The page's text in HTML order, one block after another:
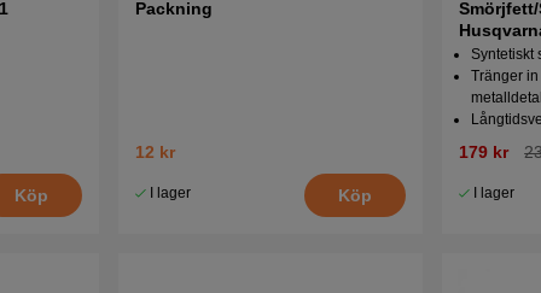
Köp
Packning
12 kr
I lager Köp
Syntetiskt
Tränger
179 kr
I lager